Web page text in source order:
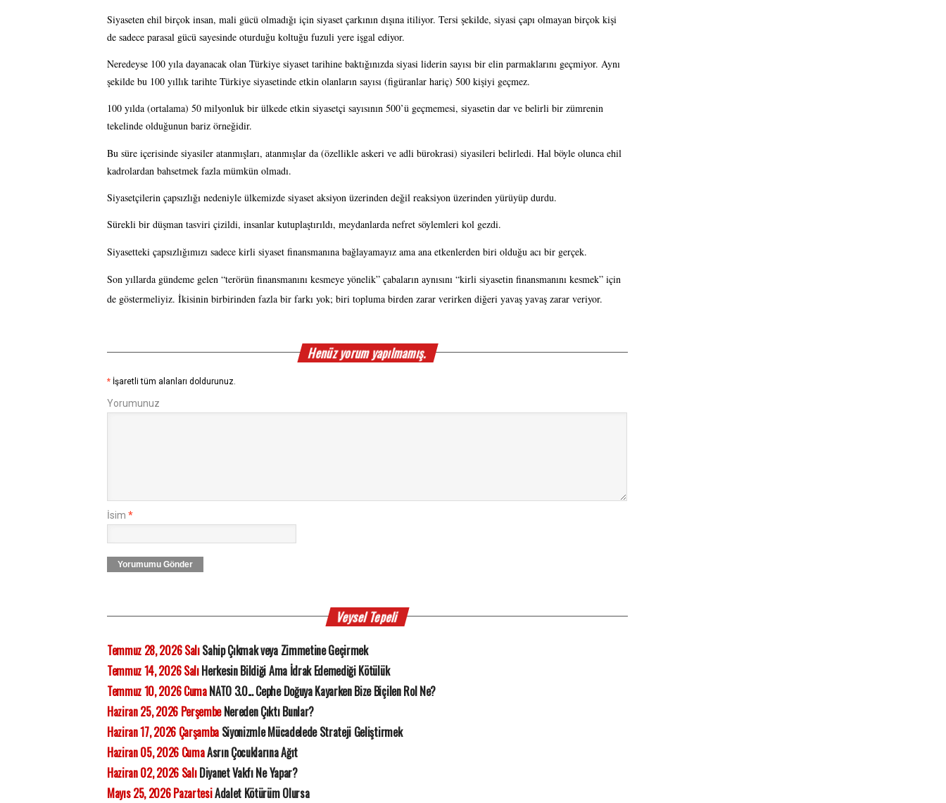
Siyaseten ehil birçok insan, mali gücü olmadığı için siyaset çarkının dışına itiliyor. Tersi şekilde, siyasi çapı olmayan birçok kişi
de sadece parasal gücü sayesinde oturduğu koltuğu fuzuli yere işgal ediyor.
Neredeyse 100 yıla dayanacak olan Türkiye siyaset tarihine baktığınızda siyasi liderin sayısı bir elin parmaklarını geçmiyor. Aynı
şekilde bu 100 yıllık tarihte Türkiye siyasetinde etkin olanların sayısı (figüranlar hariç) 500 kişiyi geçmez.
100 yılda (ortalama) 50 milyonluk bir ülkede etkin siyasetçi sayısının 500’ü geçmemesi, siyasetin dar ve belirli bir zümrenin
tekelinde olduğunun bariz örneğidir.
Bu süre içerisinde siyasiler atanmışları, atanmışlar da (özellikle askeri ve adli bürokrasi) siyasileri belirledi. Hal böyle olunca ehil
kadrolardan bahsetmek fazla mümkün olmadı.
Siyasetçilerin çapsızlığı nedeniyle ülkemizde siyaset aksiyon üzerinden değil reaksiyon üzerinden yürüyüp durdu.
Sürekli bir düşman tasviri çizildi, insanlar kutuplaştırıldı, meydanlarda nefret söylemleri kol gezdi.
Siyasetteki çapsızlığımızı sadece kirli siyaset finansmanına bağlayamayız ama ana etkenlerden biri olduğu acı bir gerçek.
Son yıllarda gündeme gelen “terörün finansmanını kesmeye yönelik” çabaların aynısını “kirli siyasetin finansmanını kesmek” için
de göstermeliyiz. İkisinin birbirinden fazla bir farkı yok; biri topluma birden zarar verirken diğeri yavaş yavaş zarar veriyor.
Henüz yorum yapılmamış.
* İşaretli tüm alanları doldurunuz.
Yorumunuz
İsim *
Yorumumu Gönder
Veysel Tepeli
Temmuz 28, 2026 SalıSahip Çıkmak veya Zimmetine Geçirmek
Temmuz 14, 2026 SalıHerkesin Bildiği Ama İdrak Edemediği Kötülük
Temmuz 10, 2026 CumaNATO 3.0... Cephe Doğuya Kayarken Bize Biçilen Rol Ne?
Haziran 25, 2026 PerşembeNereden Çıktı Bunlar?
Haziran 17, 2026 Çarşamba Siyonizmle Mücadelede Strateji Geliştirmek
Haziran 05, 2026 CumaAsrın Çocuklarına Ağıt
Haziran 02, 2026 SalıDiyanet Vakfı Ne Yapar?
Mayıs 25, 2026 PazartesiAdalet Kötürüm Olursa